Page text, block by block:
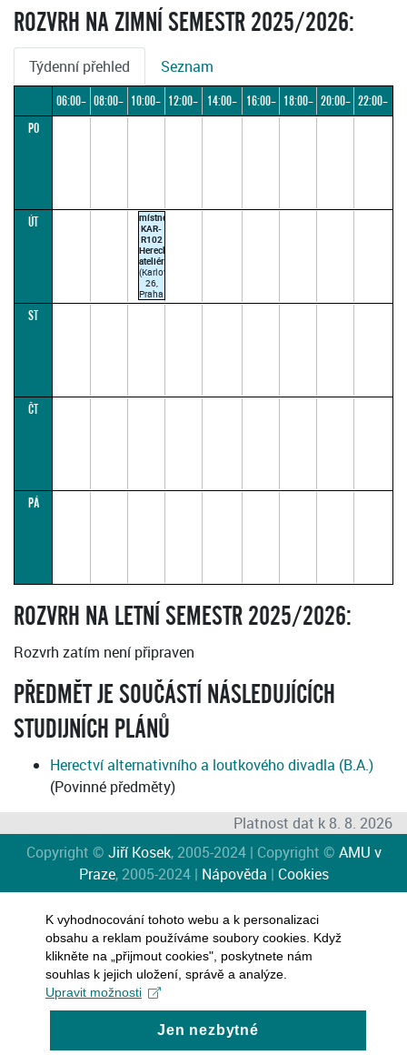
ROZVRH NA ZIMNÍ SEMESTR 2025/2026:
Týdenní přehled Seznam
06:00– 08:00– 10:00– 12:00–
14:00–
16:00– 18:00– 20:00– 22:00–
PO
ÚT
místnost
KAR-
R102
Herecký
ateliér
(Karlova
26,
Praha
1)
ST
ČT
PÁ
ROZVRH NA LETNÍ SEMESTR 2025/2026:
Rozvrh zatím není připraven
PŘEDMĚT JE SOUČÁSTÍ NÁSLEDUJÍCÍCH
STUDIJNÍCH PLÁNŮ
Herectví alternativního a loutkového divadla (B.A.)
(Povinné předměty)
Platnost dat k 8. 8. 2026
Copyright © Jiří Kosek, 2005-2024 | Copyright © AMU v
Praze, 2005-2024 | Nápověda | Cookies
K vyhodnocování tohoto webu a k personalizaci
obsahu a reklam používáme soubory cookies. Když
klikněte na „přijmout cookies", poskytnete nám
souhlas k jejich uložení, správě a analýze.
Upravit možnosti
Jen nezbytné